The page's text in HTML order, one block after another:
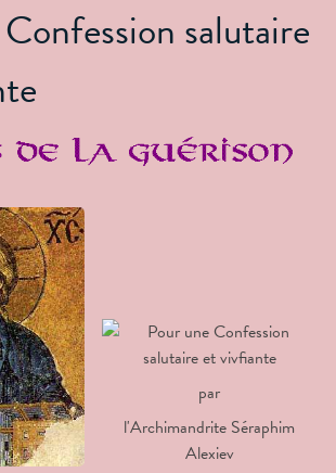
salutaire
par
l'Archimandrite Séraphim
Alexiev